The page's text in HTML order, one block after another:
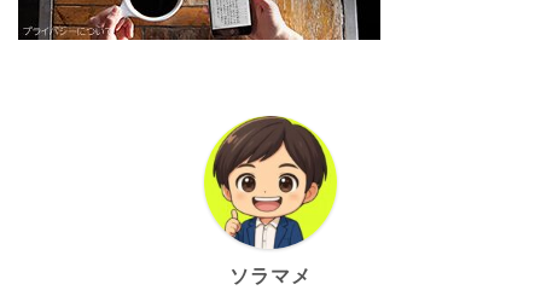
ソラマメ